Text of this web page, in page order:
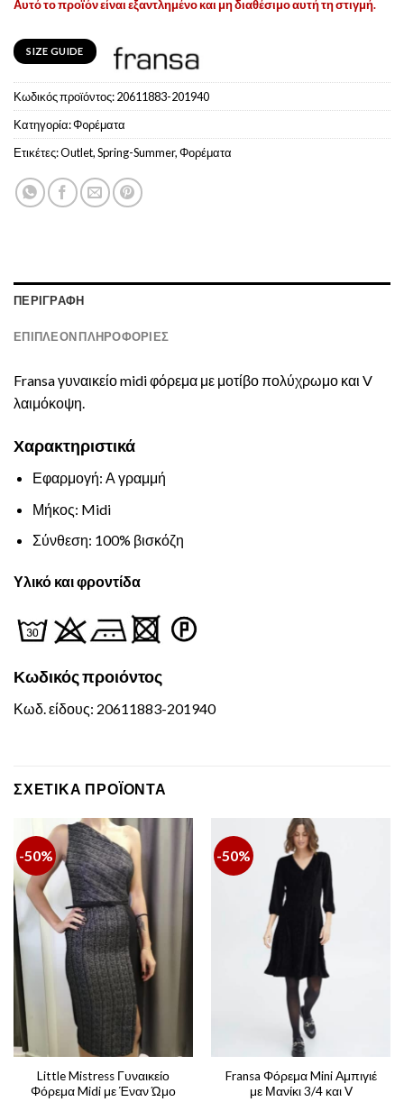
Αυτό το προϊόν είναι εξαντλημένο και μη διαθέσιμο αυτή τη στιγμή.
SIZE GUIDE
Κωδικός προϊόντος:20611883-201940
Κατηγορία:Φoρέματα
Ετικέτες:Outlet,Spring-Summer,Φορέματα
ΠΕΡΙΓΡΑΦΉ
ΕΠΙΠΛΈΟΝ ΠΛΗΡΟΦΟΡΊΕΣ
Fransa γυναικείο midi φόρεμα με μοτίβο πολύχρωμο και V
λαιμόκοψη.
Χαρακτηριστικά
Εφαρμογή: Α γραμμή
Μήκος: Midi
Σύνθεση: 100% βισκόζη
Υλικό και φροντίδα
Κωδικός προιόντος
Κωδ. είδους: 20611883-201940
ΣΧΕΤΙΚΆ ΠΡΟΪΌΝΤΑ
-50%
Little Mistress Γυναικείο
Φόρεμα Midi με Έναν Ώμο
-50%
Fransa Φόρεμα Mini Αμπιγιέ
με Μανίκι 3/4 και V